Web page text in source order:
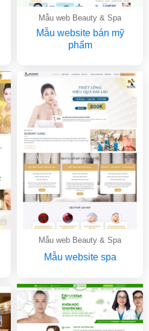
Mẫu web Beauty & Spa
Mẫu website bán mỹ
phẩm
Mẫu web Beauty & Spa
Mẫu website spa